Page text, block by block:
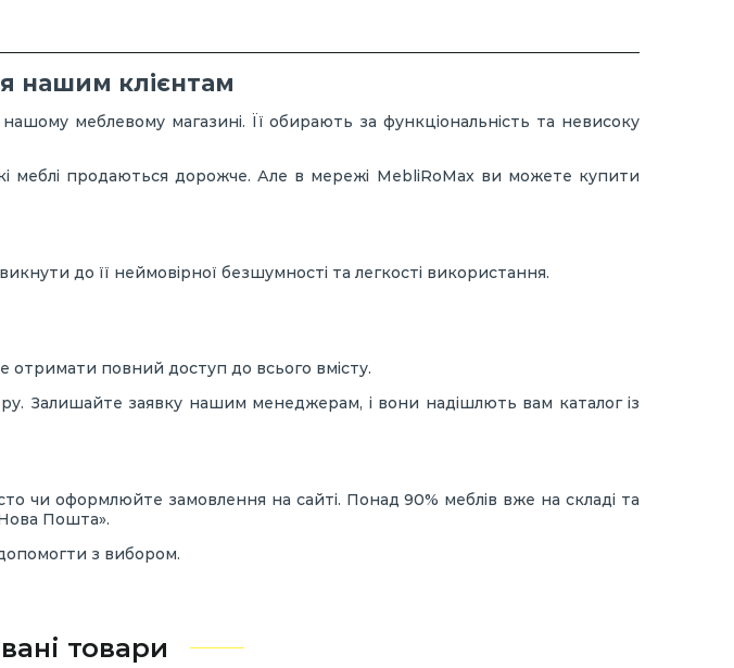
нашим клієнтам
меблевому магазині. Її обирають за функціональність та невисоку
меблі продаються дорожче. Але в мережі MebliRoMax ви можете купити
до її неймовірної безшумності та легкості використання.
повний доступ до всього вмісту.
Залишайте заявку нашим менеджерам, і вони надішлють вам каталог із
чи оформлюйте замовлення на сайті. Понад 90% меблів вже на складі та
Пошта».
з вибором.
товари